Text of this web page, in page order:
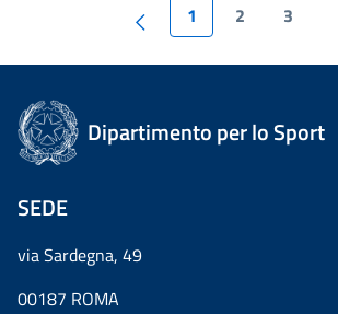
1 2 3
Dipartimento per lo Sport
SEDE
via Sardegna, 49
00187 ROMA